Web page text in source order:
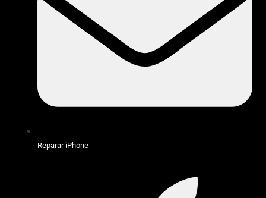
Reparar iPhone